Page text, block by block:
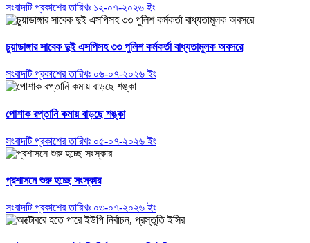
সংবাদটি প্রকাশের তারিখঃ ১২-০৭-২০২৬ ইং
চুয়াডাঙ্গার সাবেক দুই এসপিসহ ৩৩ পুলিশ কর্মকর্তা বাধ্যতামূলক অবসরে
সংবাদটি প্রকাশের তারিখঃ ০৬-০৭-২০২৬ ইং
পোশাক রপ্তানি কমায় বাড়ছে শঙ্কা
সংবাদটি প্রকাশের তারিখঃ ০৫-০৭-২০২৬ ইং
প্রশাসনে শুরু হচ্ছে সংস্কার
সংবাদটি প্রকাশের তারিখঃ ০৩-০৭-২০২৬ ইং